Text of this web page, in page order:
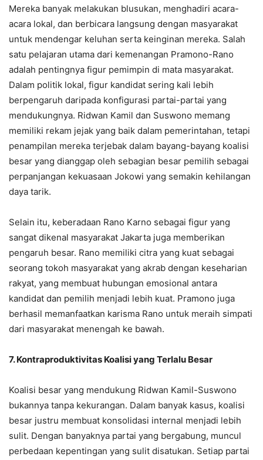
Mereka banyak melakukan blusukan, menghadiri acara-
acara lokal, dan berbicara langsung dengan masyarakat
untuk mendengar keluhan serta keinginan mereka. Salah
satu pelajaran utama dari kemenangan Pramono-Rano
adalah pentingnya figur pemimpin di mata masyarakat.
Dalam politik lokal, figur kandidat sering kali lebih
berpengaruh daripada konfigurasi partai-partai yang
mendukungnya. Ridwan Kamil dan Suswono memang
memiliki rekam jejak yang baik dalam pemerintahan, tetapi
penampilan mereka terjebak dalam bayang-bayang koalisi
besar yang dianggap oleh sebagian besar pemilih sebagai
perpanjangan kekuasaan Jokowi yang semakin kehilangan
daya tarik.
Selain itu, keberadaan Rano Karno sebagai figur yang
sangat dikenal masyarakat Jakarta juga memberikan
pengaruh besar. Rano memiliki citra yang kuat sebagai
seorang tokoh masyarakat yang akrab dengan keseharian
rakyat, yang membuat hubungan emosional antara
kandidat dan pemilih menjadi lebih kuat. Pramono juga
berhasil memanfaatkan karisma Rano untuk meraih simpati
dari masyarakat menengah ke bawah.
7. Kontraproduktivitas Koalisi yang Terlalu Besar
Koalisi besar yang mendukung Ridwan Kamil-Suswono
bukannya tanpa kekurangan. Dalam banyak kasus, koalisi
besar justru membuat konsolidasi internal menjadi lebih
sulit. Dengan banyaknya partai yang bergabung, muncul
perbedaan kepentingan yang sulit disatukan. Setiap partai